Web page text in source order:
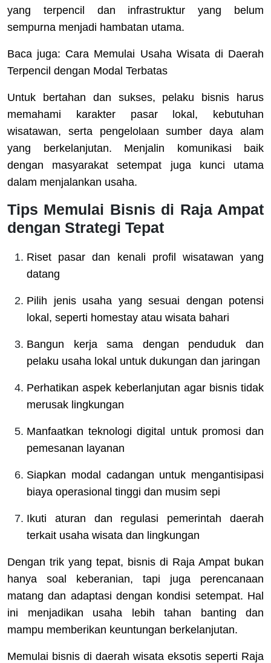
yang terpencil dan infrastruktur yang belum
sempurna menjadi hambatan utama.
Baca juga: Cara Memulai Usaha Wisata di Daerah
Terpencil dengan Modal Terbatas
Untuk bertahan dan sukses, pelaku bisnis harus
memahami karakter pasar lokal, kebutuhan
wisatawan, serta pengelolaan sumber daya alam
yang berkelanjutan. Menjalin komunikasi baik
dengan masyarakat setempat juga kunci utama
dalam menjalankan usaha.
Tips Memulai Bisnis di Raja Ampat
dengan Strategi Tepat
Riset pasar dan kenali profil wisatawan yang
datang
Pilih jenis usaha yang sesuai dengan potensi
lokal, seperti homestay atau wisata bahari
Bangun kerja sama dengan penduduk dan
pelaku usaha lokal untuk dukungan dan jaringan
Perhatikan aspek keberlanjutan agar bisnis tidak
merusak lingkungan
Manfaatkan teknologi digital untuk promosi dan
pemesanan layanan
Siapkan modal cadangan untuk mengantisipasi
biaya operasional tinggi dan musim sepi
Ikuti aturan dan regulasi pemerintah daerah
terkait usaha wisata dan lingkungan
Dengan trik yang tepat, bisnis di Raja Ampat bukan
hanya soal keberanian, tapi juga perencanaan
matang dan adaptasi dengan kondisi setempat. Hal
ini menjadikan usaha lebih tahan banting dan
mampu memberikan keuntungan berkelanjutan.
Memulai bisnis di daerah wisata eksotis seperti Raja